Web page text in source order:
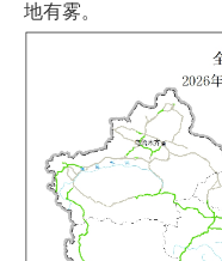
地有雾。